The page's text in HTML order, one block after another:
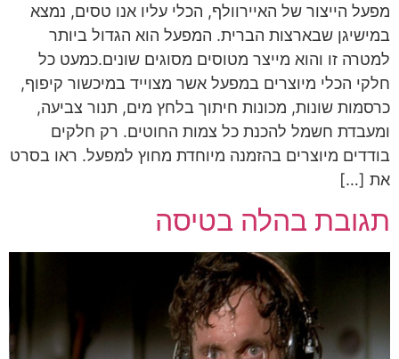
מפעל הייצור של האיירוולף, הכלי עליו אנו טסים, נמצא
במישיגן שבארצות הברית. המפעל הוא הגדול ביותר
למטרה זו והוא מייצר מטוסים מסוגים שונים.כמעט כל
חלקי הכלי מיוצרים במפעל אשר מצוייד במיכשור קיפוף,
כרסמות שונות, מכונות חיתוך בלחץ מים, תנור צביעה,
ומעבדת חשמל להכנת כל צמות החוטים. רק חלקים
בודדים מיוצרים בהזמנה מיוחדת מחוץ למפעל. ראו בסרט
את […]
תגובת בהלה בטיסה